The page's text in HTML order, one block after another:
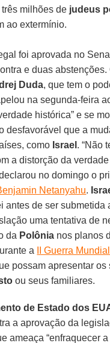
milhões de judeus
ao extermínio.
foi aprovada no
e duas
Duda, que tem o
na segunda-feira
histórica” e se
desfavorável que a
como Israel . “Não
a distorção da
no domingo o
Netanyahu.
antes de ser submetida
uma tentativa de
da Polônia nos planos
a II Guerra Mundial
possam apresentar os
ou seus familiares.
de Estado dos
a aprovação da
ameaça “enfraquecer a